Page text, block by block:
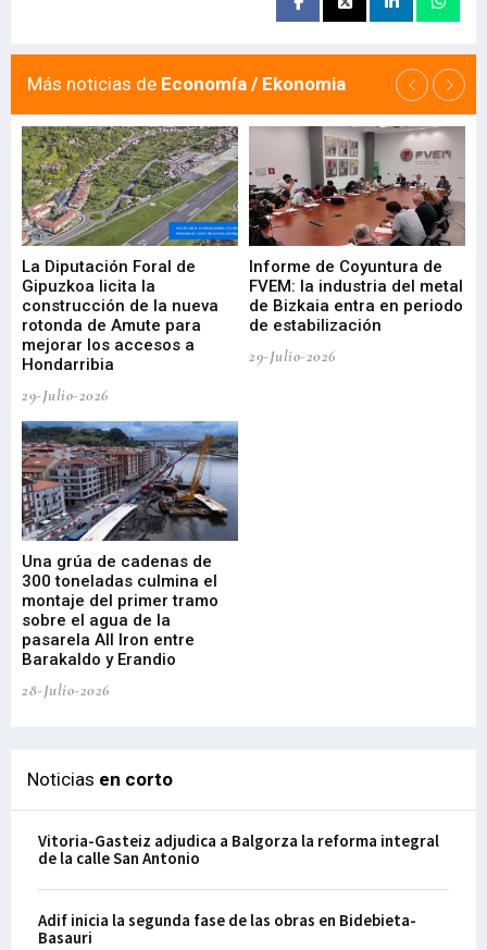
Más noticias de Economía / Ekonomia
La Diputación Foral de
Gipuzkoa licita la
construcción de la nueva
rotonda de Amute para
mejorar los accesos a
Hondarribia
29-Julio-2026
Informe de Coyuntura de
FVEM: la industria del metal
de Bizkaia entra en periodo
de estabilización
29-Julio-2026
Una grúa de cadenas de
300 toneladas culmina el
montaje del primer tramo
sobre el agua de la
pasarela All Iron entre
Barakaldo y Erandio
28-Julio-2026
Noticias en corto
Vitoria-Gasteiz adjudica a Balgorza la reforma integral
de la calle San Antonio
Adif inicia la segunda fase de las obras en Bidebieta-
Basauri